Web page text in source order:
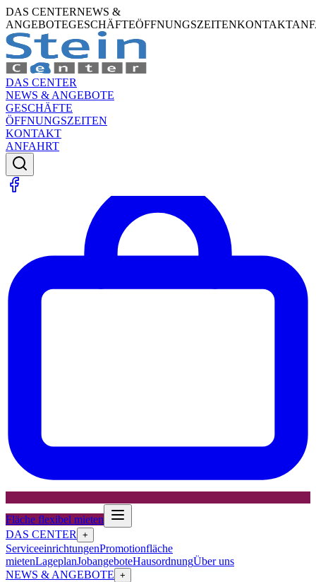
DAS CENTERNEWS &
ANGEBOTEGESCHÄFTEÖFFNUNGSZEITENKONTAKT
DAS CENTER
NEWS & ANGEBOTE
GESCHÄFTE
ÖFFNUNGSZEITEN
KONTAKT
ANFAHRT
Fläche flexibel mieten
DAS CENTER
+
ServiceeinrichtungenPromotionfläche
mietenLageplanJobangeboteHausordnungÜber uns
NEWS & ANGEBOTE +